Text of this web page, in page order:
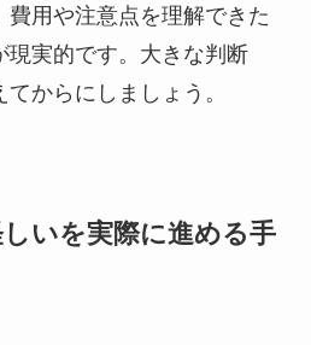
費用や注意点を理解できた
現実的です。大きな判断
からにしましょう。
いを実際に進める手